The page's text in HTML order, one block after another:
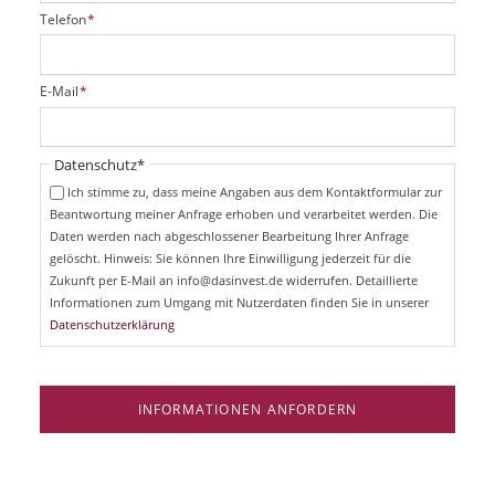
P
f
i
c
t
f
Telefon*
P
f
i
E-Mail*
Pflichtfeld
Datenschutz*
Ich stimme zu, dass meine Angaben aus dem Kontaktformular zur
Beantwortung meiner Anfrage erhoben und verarbeitet werden. Die
Daten werden nach abgeschlossener Bearbeitung Ihrer Anfrage
gelöscht. Hinweis: Sie können Ihre Einwilligung jederzeit für die
Zukunft per E-Mail an info@dasinvest.de widerrufen. Detaillierte
Informationen zum Umgang mit Nutzerdaten finden Sie in unserer
Datenschutzerklärung
INFORMATIONEN ANFORDERN